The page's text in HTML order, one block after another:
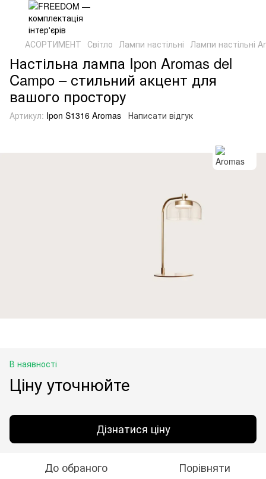
АСОРТИМЕНТ Світло Лампи настільні Лампи настільні
Настільна лампа Ipon Aromas del
Campo – стильний акцент для
вашого простору
Артикул: Ipon S1316 Aromas Написати відгук
В наявності
Ціну уточнюйте
Дізнатися ціну
До обраного Порівняти